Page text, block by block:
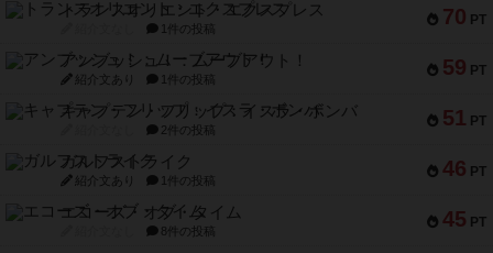
70 PT
トランスオリエント・エクスプレス
1件の投稿
59 PT
アンブッシュ！：ムーブアウト！
紹介文あり 1件の投稿
51 PT
キャプテン・フリップ：イスラ・ボンバ
2件の投稿
46 PT
ガルフストライク
紹介文あり 1件の投稿
45 PT
エコーズ・オブ・タイム
8件の投稿